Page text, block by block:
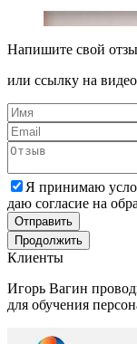
Напишите свой
или ссылку на видео
Я принимаю
даю согласие на
Отправить
Продолжить
Клиенты
Игорь Вагин
для обучения